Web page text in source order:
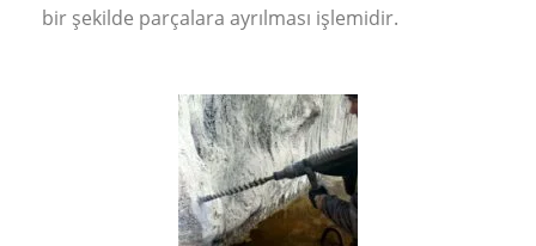
bir şekilde parçalara ayrılması işlemidir.